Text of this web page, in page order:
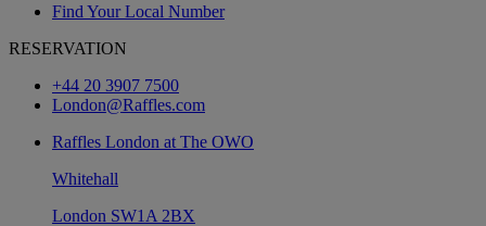
Find Your Local Number
RESERVATION
+44 20 3907 7500
London@Raffles.com
Raffles London at The OWO
Whitehall
London SW1A 2BX